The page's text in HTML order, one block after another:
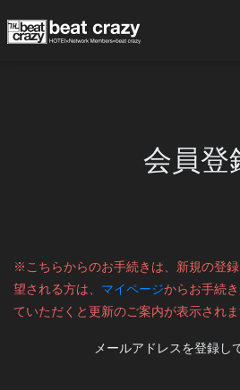
会員登
※こちらからのお手続きは、新規の登
望される方は、 マイページからお手続き
ていただくと更新のご案内が表示されま
メールアドレスを登録し